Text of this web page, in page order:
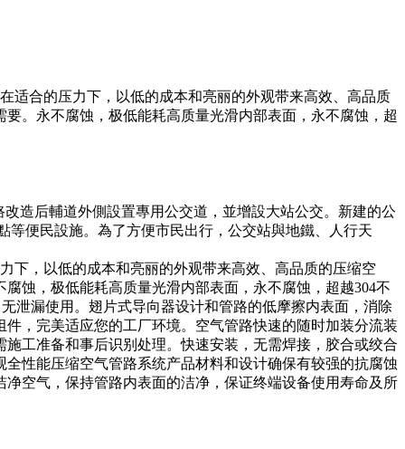
适合的压力下，以低的成本和亮丽的外观带来高效、高品质
。永不腐蚀，极低能耗高质量光滑内部表面，永不腐蚀，超
造后輔道外側設置專用公交道，並增設大站公交。新建的公
便民設施。為了方便市民出行，公交站與地鐵、人行天
下，以低的成本和亮丽的外观带来高效、高品质的压缩空
蚀，极低能耗高质量光滑内部表面，永不腐蚀，超越304不
泄漏使用。翅片式导向器设计和管路的低摩擦内表面，消除
，完美适应您的工厂环境。空气管路快速的随时加装分流装
工准备和事后识别处理。快速安装，无需焊接，胶合或绞合
性能压缩空气管路系统产品材料和设计确保有较强的抗腐蚀
空气，保持管路内表面的洁净，保证终端设备使用寿命及所